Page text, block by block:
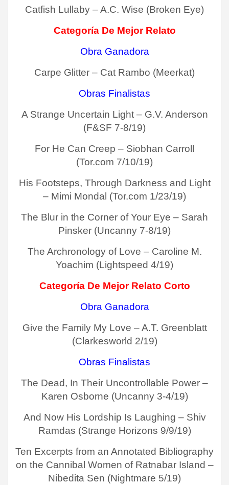
Catfish Lullaby – A.C. Wise (Broken Eye)
Categoría De Mejor Relato
Obra Ganadora
Carpe Glitter – Cat Rambo (Meerkat)
Obras Finalistas
A Strange Uncertain Light – G.V. Anderson
(F&SF 7-8/19)
For He Can Creep – Siobhan Carroll
(Tor.com 7/10/19)
His Footsteps, Through Darkness and Light
– Mimi Mondal (Tor.com 1/23/19)
The Blur in the Corner of Your Eye – Sarah
Pinsker (Uncanny 7-8/19)
The Archronology of Love – Caroline M.
Yoachim (Lightspeed 4/19)
Categoría De Mejor Relato Corto
Obra Ganadora
Give the Family My Love – A.T. Greenblatt
(Clarkesworld 2/19)
Obras Finalistas
The Dead, In Their Uncontrollable Power –
Karen Osborne (Uncanny 3-4/19)
And Now His Lordship Is Laughing – Shiv
Ramdas (Strange Horizons 9/9/19)
Ten Excerpts from an Annotated Bibliography
on the Cannibal Women of Ratnabar Island –
Nibedita Sen (Nightmare 5/19)